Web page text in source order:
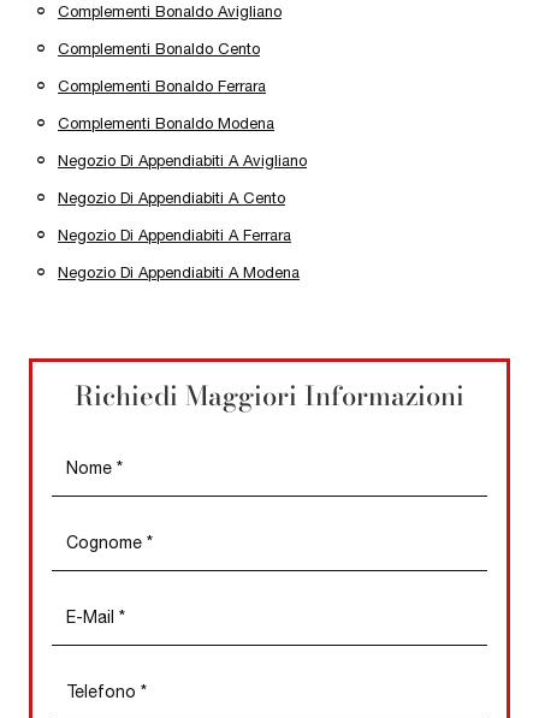
Complementi Bonaldo Avigliano
Complementi Bonaldo Cento
Complementi Bonaldo Ferrara
Complementi Bonaldo Modena
Negozio Di Appendiabiti A Avigliano
Negozio Di Appendiabiti A Cento
Negozio Di Appendiabiti A Ferrara
Negozio Di Appendiabiti A Modena
Richiedi Maggiori Informazioni